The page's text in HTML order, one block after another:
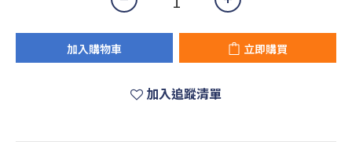
加入購物車 立即購買
加入追蹤清單